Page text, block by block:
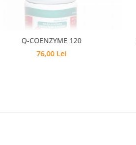
Q-COENZYME 120
76,00 Lei